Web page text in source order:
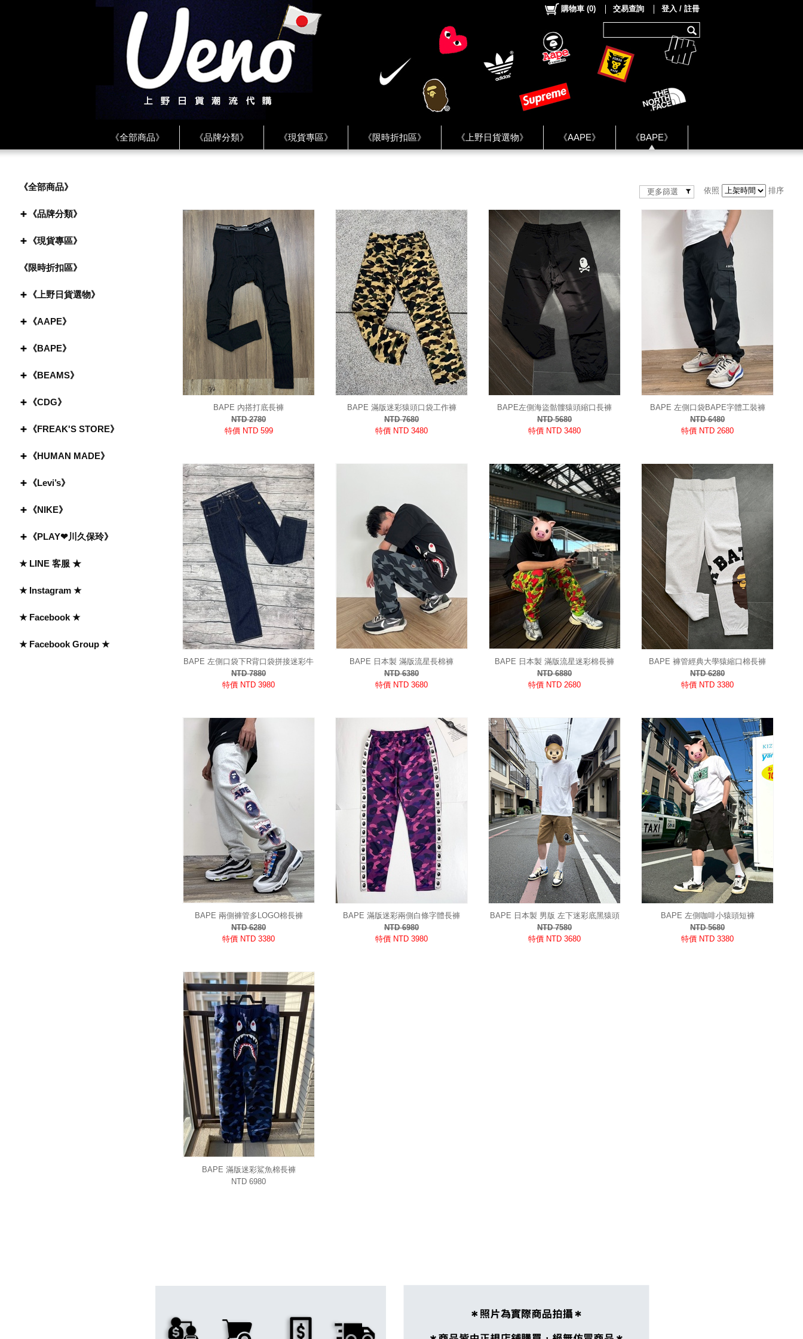
《全部商品》 《品牌分類》 《現貨專區》 《限時折扣區》 《上野日貨選物》 《AAPE》 《BAPE》
購物車 (0) 交易查詢 登入 / 註冊
《全部商品》
《品牌分類》
《現貨專區》
《限時折扣區》
《上野日貨選物》
《AAPE》
《BAPE》
《BEAMS》
《CDG》
《FREAK'S STORE》
《HUMAN MADE》
《Levi’s》
《NIKE》
《PLAY❤川久保玲》
★ LINE 客服 ★
★ Instagram ★
★ Facebook ★
★ Facebook Group ★
更多篩選 依照 排序
BAPE 內搭打底長褲
NTD 2780
特價 NTD 599
BAPE 滿版迷彩猿頭口袋工作褲
NTD 7680
特價 NTD 3480
BAPE左側海盜骷髏猿頭縮口長褲
NTD 5680
特價 NTD 3480
BAPE 左側口袋BAPE字體工裝褲
NTD 6480
特價 NTD 2680
BAPE 左側口袋下R背口袋拼接迷彩牛
仔長褲「此款為SAMPLE」
NTD 7880
特價 NTD 3980
BAPE 日本製 滿版流星長棉褲
NTD 6380
特價 NTD 3680
BAPE 日本製 滿版流星迷彩棉長褲
NTD 6880
特價 NTD 2680
BAPE 褲管經典大學猿縮口棉長褲
NTD 6280
特價 NTD 3380
BAPE 兩側褲管多LOGO棉長褲
NTD 6280
特價 NTD 3380
BAPE 滿版迷彩兩側白條字體長褲
NTD 6980
特價 NTD 3980
BAPE 日本製 男版 左下迷彩底黑猿頭
短褲
NTD 7580
特價 NTD 3680
BAPE 左側咖啡小猿頭短褲
NTD 5680
特價 NTD 3380
BAPE 滿版迷彩鯊魚棉長褲
NTD 6980